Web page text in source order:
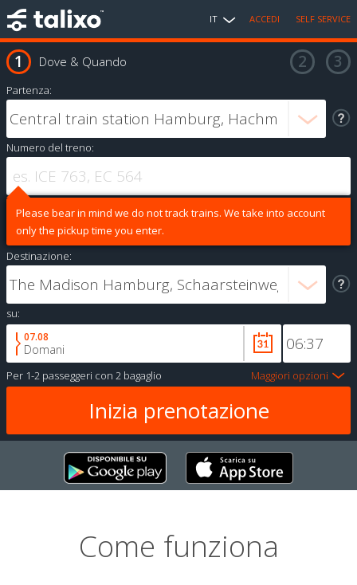
IT ACCEDI SELF SERVICE
Dove & Quando
Partenza:
Numero del treno:
Please bear in mind we do not track trains. We take into account
only the pickup time you enter.
Destinazione:
su:
07.08
Domani
Per 1-2 passeggeri con 2 bagaglio Maggiori opzioni
Come funziona